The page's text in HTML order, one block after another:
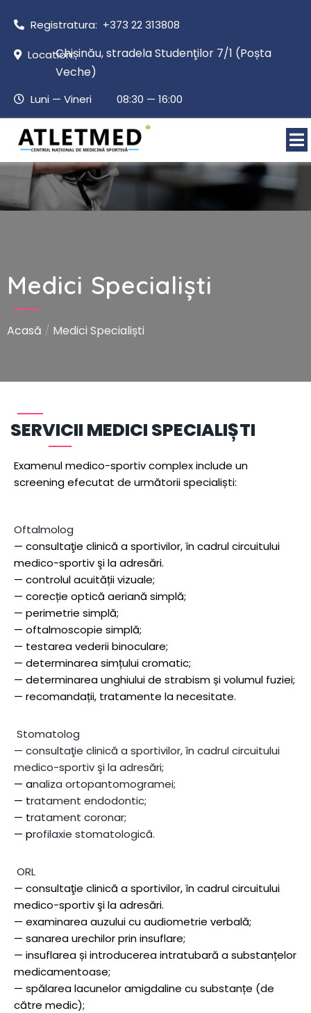
Registratura: +373 22 313808
Location:Chișinău, stradela Studenţilor 7/1 (Poșta
Veche)
Luni — Vineri 08:30 — 16:00
Medici Specialiști
Acasă / Medici Specialiști
SERVICII MEDICI SPECIALIȘTI
Examenul medico-sportiv complex include un
screening efecutat de următorii specialiști:
Oftalmolog
— consultaţie clinică a sportivilor, în cadrul circuitului
medico-sportiv şi la adresări.
— controlul acuității vizuale;
— corecție optică aeriană simplă;
— perimetrie simplă;
— oftalmoscopie simplă;
— testarea vederii binoculare;
— determinarea simțului cromatic;
— determinarea unghiului de strabism și volumul fuziei;
— recomandații, tratamente la necesitate.
Stomatolog
— consultaţie clinică a sportivilor, în cadrul circuitului
medico-sportiv şi la adresări;
— analiza ortopantomogramei;
— tratament endodontic;
— tratament coronar;
— profilaxie stomatologică.
ORL
— consultaţie clinică a sportivilor, în cadrul circuitului
medico-sportiv şi la adresări.
— examinarea auzului cu audiometrie verbală;
— sanarea urechilor prin insuflare;
— insuflarea și introducerea intratubară a substanțelor
medicamentoase;
— spălarea lacunelor amigdaline cu substanțe (de
către medic);